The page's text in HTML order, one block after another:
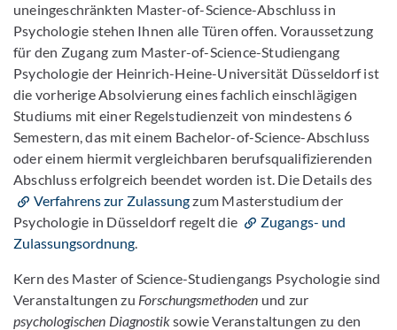
uneingeschränkten Master-of-Science-Abschluss in
Psychologie stehen Ihnen alle Türen offen. Voraussetzung
für den Zugang zum Master-of-Science-Studiengang
Psychologie der Heinrich-Heine-Universität Düsseldorf ist
die vorherige Absolvierung eines fachlich einschlägigen
Studiums mit einer Regelstudienzeit von mindestens 6
Semestern, das mit einem Bachelor-of-Science-Abschluss
oder einem hiermit vergleichbaren berufsqualifizierenden
Abschluss erfolgreich beendet worden ist. Die Details des
Verfahrens zur Zulassungzum Masterstudium der
Psychologie in Düsseldorf regelt die
Zugangs- und
Zulassungsordnung.
Kern des Master of Science-Studiengangs Psychologie sind
Veranstaltungen zu Forschungsmethoden und zur
psychologischen Diagnostiksowie Veranstaltungen zu den